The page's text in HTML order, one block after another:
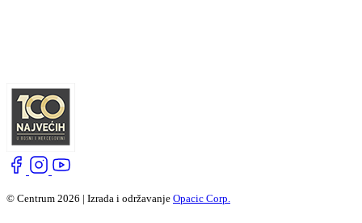
© Centrum 2026 | Izrada i održavanje Opacic Corp.